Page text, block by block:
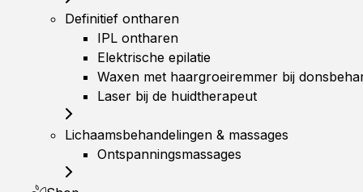
Definitief ontharen
IPL ontharen
Elektrische epilatie
Waxen met haargroeiremmer bij
Laser bij de huidtherapeut
Lichaamsbehandelingen & massages
Ontspanningsmassages